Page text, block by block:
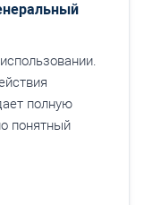
полную
понятный